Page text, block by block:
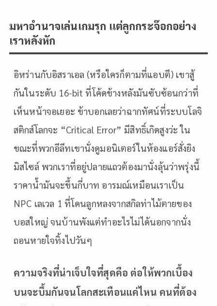
มหาอำนาจเล่นเกมรุก แต่ลูกกระจ๊อกอย่าง
เราหลังหัก
อิหร่านกับอิสราเอล (หรือใครก็ตามที่แอบตี) เขาสู้
กันในระดับ 16-bit ที่โค้ดข้างหลังมันซับซ้อนกว่าที่
เห็นหน้าจอเยอะ ข้าบอกเลยว่าฉากทัศน์ที่ระบบโลจิ
สติกส์โลกจะ “Critical Error” มีสิทธิ์เกิดสูงว่ะ ใน
ขณะที่พวกอีลีทเขานั่งดูมอนิเตอร์ในห้องแอร์สั่งยิง
มิสไซล์ พวกเราที่อยู่ปลายแถวต้องมานั่งลุ้นว่าพรุ่งนี้
ราคาน้ำมันจะขึ้นกี่บาท อารมณ์เหมือนเราเป็น
NPC เลเวล 1 ที่โดนลูกหลงจากสกิลท่าไม้ตายของ
บอสใหญ่ จนบ้านพังแต่ทำอะไรไม่ได้นอกจากนั่ง
ถอนหายใจทิ้งไปวันๆ
ความจริงที่น่าเจ็บใจที่สุดคือ ต่อให้พวกเบื้อง
บนจะบึ้มกันจนโลกสะเทือนแค่ไหน คนที่ต้อง